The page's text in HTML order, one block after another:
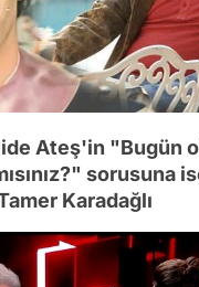
Ateş'in "Bugün
sorusuna
Karadağlı